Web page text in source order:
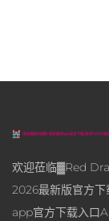
欢迎莅临▓Red
2026最新版官方
app官方下载入口